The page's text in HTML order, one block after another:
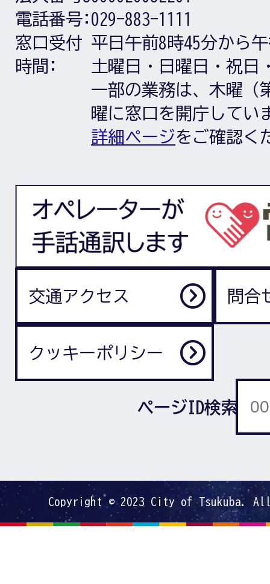
電話番号: 029-883-1111
窓口受付
時間:
平日午前8時45分から
土曜日・日曜日・祝日
一部の業務は、木曜（
曜に窓口を開庁してい
詳細ページをご確認く
交通アクセス 問合
クッキーポリシー
ページID検索
Copyright © 2023 City of Tsukuba.